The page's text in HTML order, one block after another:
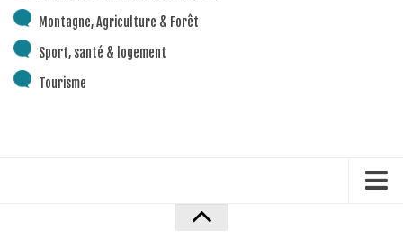
Sites Escalade
Via Matacena
Développement durable
Montagne, Agriculture & Forêt
Sport, santé & logement
Tourisme